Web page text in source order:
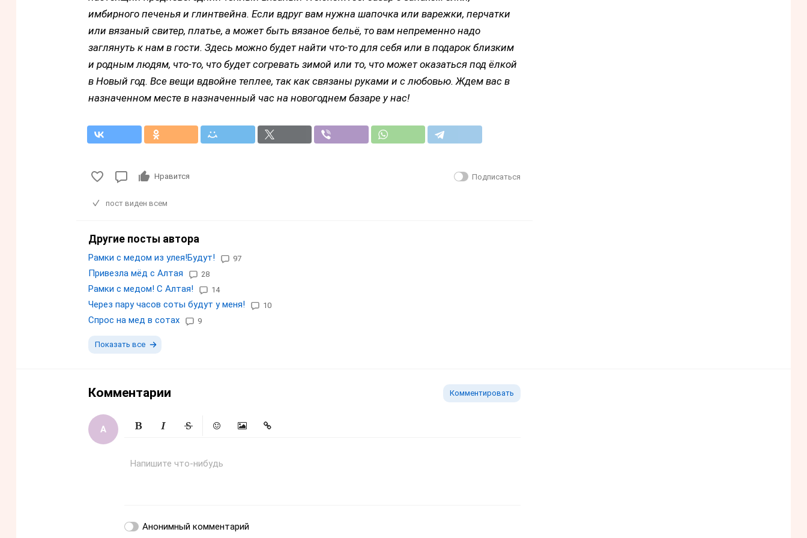
имбирного печенья и глинтвейна. Если вдруг вам нужна шапочка или варежки, перчатки
или вязаный свитер, платье, а может быть вязаное бельё, то вам непременно надо
заглянуть к нам в гости. Здесь можно будет найти что-то для себя или в подарок близким
и родным людям, что-то, что будет согревать зимой или то, что может оказаться под ёлкой
в Новый год. Все вещи вдвойне теплее, так как связаны руками и с любовью. Ждем вас в
назначенном месте в назначенный час на новогоднем базаре у нас!
Нравится Подписаться
пост виден всем
Другие посты автора
Рамки с медом из улея!Будут! 97
Привезла мёд с Алтая 28
Рамки с медом! С Алтая! 14
Через пару часов соты будут у меня! 10
Спрос на мед в сотах 9
Показать все
Комментарии Комментировать
Напишите что-нибудь
Анонимный комментарий